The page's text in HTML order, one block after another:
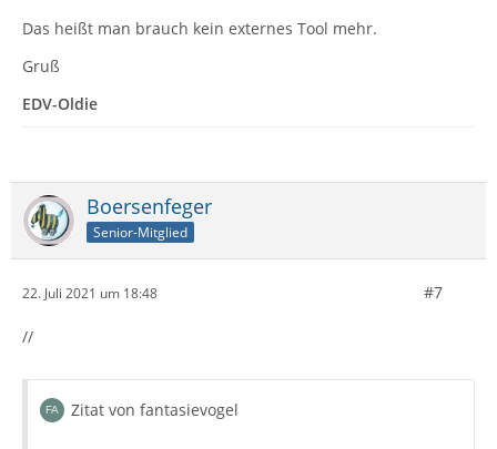
Das heißt man brauch kein externes Tool mehr.
Gruß
EDV-Oldie
Boersenfeger
Senior-Mitglied
22. Juli 2021 um 18:48 #7
//
Zitat von fantasievogel